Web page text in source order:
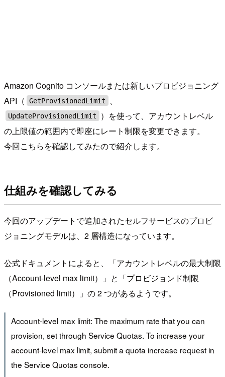
Amazon Cognito コンソールまたは新しいプロビジョニング
API（
GetProvisionedLimit
UpdateProvisionedLimit
）を使って、アカウントレベル
の上限値の範囲内で即座にレート制限を変更できます。
今回こちらを確認してみたので紹介します。
仕組みを確認してみる
今回のアップデートで追加されたセルフサービスのプロビ
ジョニングモデルは、2 層構造になっています。
公式ドキュメントによると、「アカウントレベルの最大制限
（Account-level max limit）」と「プロビジョンド制限
（Provisioned limit）」の 2 つがあるようです。
Account-level max limit: The maximum rate that you can
provision, set through Service Quotas. To increase your
account-level max limit, submit a quota increase request in
the Service Quotas console.